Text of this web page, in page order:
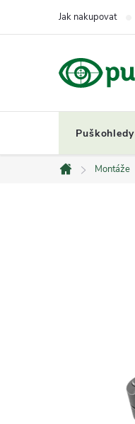
Jak nakupovat
Puškohledy
Domů
Montáže